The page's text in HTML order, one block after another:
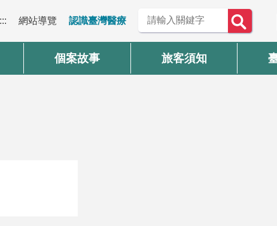
::: 網站導覽 認識臺灣醫療
個案故事 旅客須知